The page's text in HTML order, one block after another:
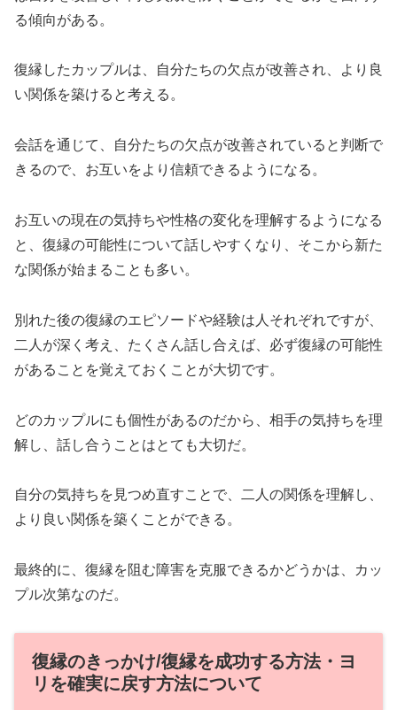
る傾向がある。
復縁したカップルは、自分たちの欠点が改善され、より良
い関係を築けると考える。
会話を通じて、自分たちの欠点が改善されていると判断で
きるので、お互いをより信頼できるようになる。
お互いの現在の気持ちや性格の変化を理解するようになる
と、復縁の可能性について話しやすくなり、そこから新た
な関係が始まることも多い。
別れた後の復縁のエピソードや経験は人それぞれですが、
二人が深く考え、たくさん話し合えば、必ず復縁の可能性
があることを覚えておくことが大切です。
どのカップルにも個性があるのだから、相手の気持ちを理
解し、話し合うことはとても大切だ。
自分の気持ちを見つめ直すことで、二人の関係を理解し、
より良い関係を築くことができる。
最終的に、復縁を阻む障害を克服できるかどうかは、カッ
プル次第なのだ。
復縁のきっかけ/復縁を成功する方法・ヨ
リを確実に戻す方法について